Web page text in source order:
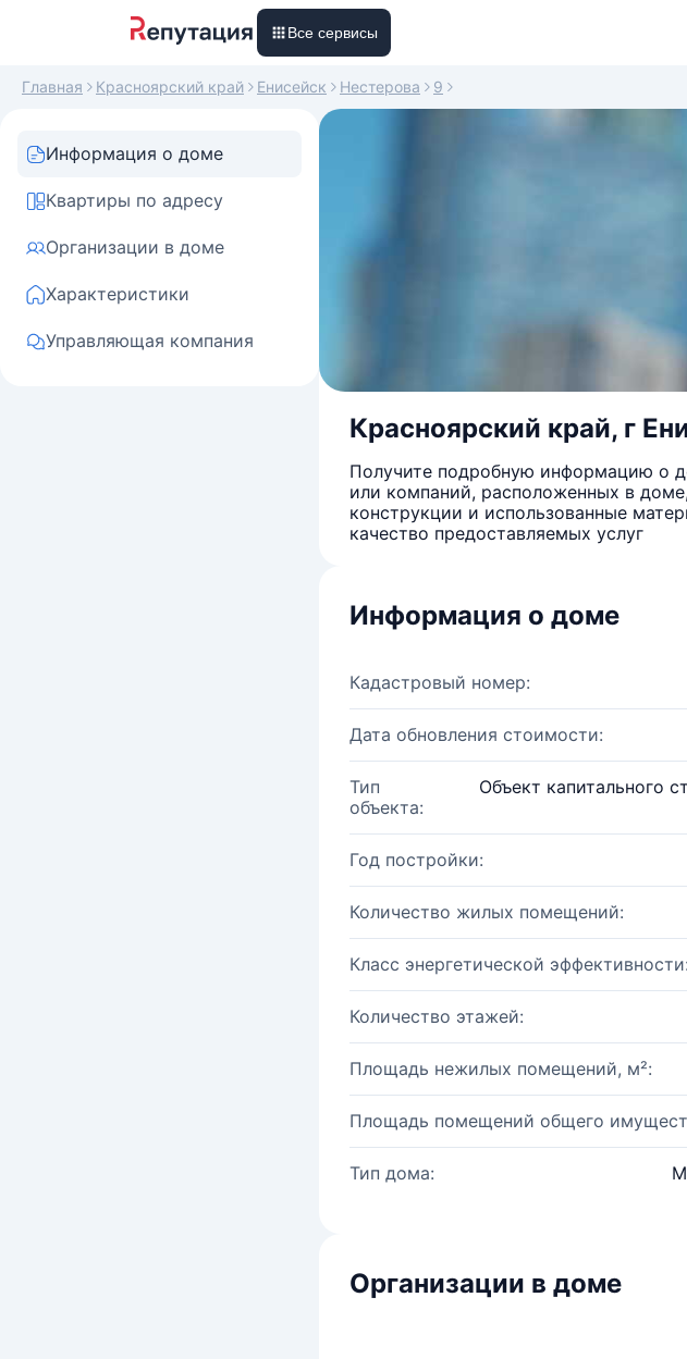
Все сервисы
Главная Красноярский край Енисейск Нестерова 9
Информация о доме
Квартиры по адресу
Организации в доме
Характеристики
Управляющая компания
Красноярский край, г
Получите подробную информацию о
или компаний, расположенных в
конструкции и использованные
качество предоставляемых услуг
Информация о доме
Кадастровый номер:
Дата обновления стоимости:
Тип
объекта:
Объект капитального
Год постройки:
Количество жилых помещений:
Класс энергетической эффективности:
Количество этажей:
Площадь нежилых помещений, м²:
Площадь помещений общего
Тип дома:
Организации в доме